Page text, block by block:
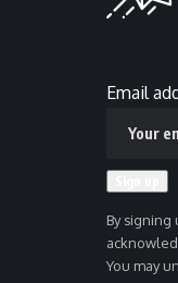
Email
By
You may